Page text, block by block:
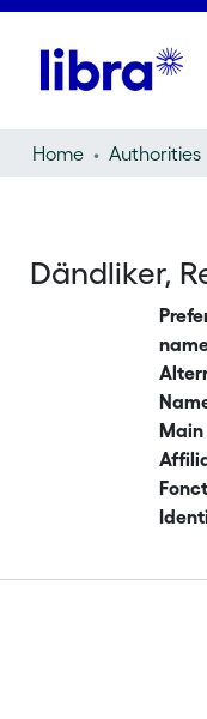
Home Authorities
Dändliker,
Main